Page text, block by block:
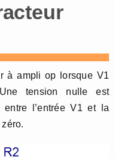
à ampli op lorsque V1
tension nulle est
entre l’entrée V1 et la